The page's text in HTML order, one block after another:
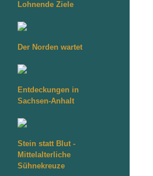
Lohnende Ziele
Der Norden wartet
Entdeckungen in
Sachsen-Anhalt
Stein statt Blut -
Mittelalterliche
Sühnekreuze